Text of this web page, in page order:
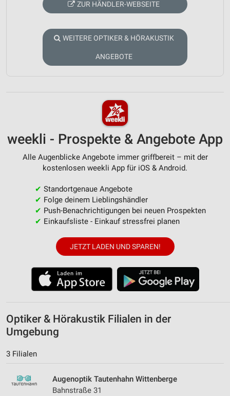
ZUR HÄNDLER-WEBSEITE
WEITERE OPTIKER & HÖRAKUSTIK
ANGEBOTE
weekli - Prospekte & Angebote App
Alle Augenblicke Angebote immer griffbereit – mit der
kostenlosen weekli App für iOS & Android.
✔ Standortgenaue Angebote
✔ Folge deinem Lieblingshändler
✔ Push-Benachrichtigungen bei neuen Prospekten
✔ Einkaufsliste - Einkauf stressfrei planen
JETZT LADEN UND SPAREN!
Optiker & Hörakustik Filialen in der
Umgebung
3 Filialen
Augenoptik Tautenhahn Wittenberge
Bahnstraße 31